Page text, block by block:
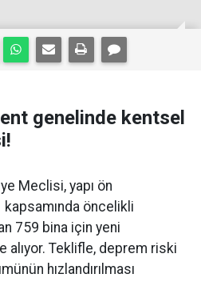
genelinde kentsel
Meclisi, yapı ön
öncelikli
759 bina için yeni
alıyor. Teklifle, deprem riski
hızlandırılması